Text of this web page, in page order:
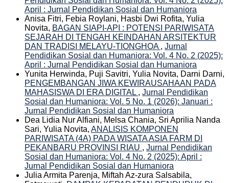
April : Jurnal Pendidikan Sosial dan Humaniora
Anisa Fitri, Febia Roylani, Hasbi Dwi Rofita, Yulia
Novita, BAGAN SIAPI-API : POTENSI PARIWISATA
SEJARAH DI TENGAH KEINDAHAN ARSITEKTUR
DAN TRADISI MELAYU-TIONGHOA , Jurnal
Pendidikan Sosial dan Humaniora: Vol. 4 No. 2 (2025):
April : Jurnal Pendidikan Sosial dan Humaniora
Yunita Herwinda, Puji Savitri, Yulia Novita, Darni Darni,
PENGEMBANGAN JIWA KEWIRAUSAHAAN PADA
MAHASISWA DI ERA DIGITAL , Jurnal Pendidikan
Sosial dan Humaniora: Vol. 5 No. 1 (2026): Januari :
Jurnal Pendidikan Sosial dan Humaniora
Dea Lidia Nur Alfiani, Melsa Chania, Sri Aprilia Nanda
Sari, Yulia Novita, ANALISIS KOMPONEN
PARIWISATA (4A) PADA WISATA ASIA FARM DI
PEKANBARU PROVINSI RIAU , Jurnal Pendidikan
Sosial dan Humaniora: Vol. 4 No. 2 (2025): April :
Jurnal Pendidikan Sosial dan Humaniora
Julia Armita Parenja, Miftah Az-zura Salsabila,